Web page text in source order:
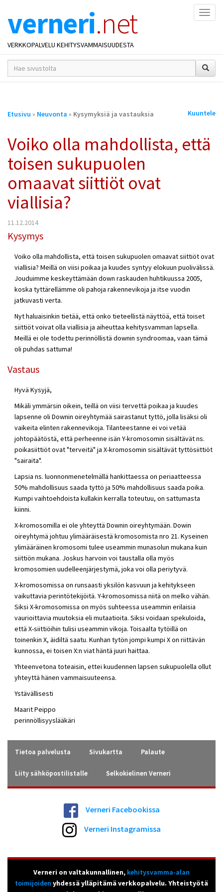
verneri.net
VERKKOPALVELU KEHITYSVAMMAISUUDESTA
hakusana(t)
*
Olet
Etusivu » Neuvonta » Kysymyksiä ja vastauksia Kuuntele
Voiko olla mahdollista, että
toisen sukupuolen
omaavat siittiöt ovat
viallisia?
11.12.2014
Kysymys
Voiko olla mahdollista, että toisen sukupuolen omaavat siittiöt ovat
viallisia? Meillä on viisi poikaa ja kuudes syntyy elokuun puolivälissä.
Jouduimme keskeyttämään down raskauden huhtikuussa 2005,
koska tyttärellämme oli pahoja rakennevikoja ja itse vuodin
jatkuvasti verta.
Nyt haluaisinkin tietää, että onko tieteellistä näyttöä, että toiset
siittiöt voivat olla viallisia ja aiheuttaa kehitysvamman lapsella.
Meillä ei ole todettu perinnöllistä downin syndroomaa, vaan tämä
oli puhdas sattuma!
Vastaus
Hyvä Kysyjä,
Mikäli ymmärsin oikein, teillä on viisi tervettä poikaa ja kuudes
lapsenne oli Downin oireyhtymää sairastanut tyttö, jolla lisäksi oli
vaikeita elinten rakennevikoja. Tilanteestanne ei voi vetää
johtopäätöstä, että perheenne isän Y-kromosomin sisältävät ns.
poikasiittiöt ovat "terveitä" ja X-kromosomin sisältävät tyttösiittiöt
"sairaita".
Lapsia ns. luonnonmenetelmällä hankittaessa on periaatteessa
50% mahdollisuus saada tyttö ja 50% mahdollisuus saada poika.
Kumpi vaihtoehdoista kullakin kerralla toteutuu, on sattumasta
kiinni.
X-kromosomilla ei ole yhteyttä Downin oireyhtymään. Dowin
oireyhtymä johtuu ylimääräisestä kromosomista nro 21. Kyseinen
ylimääräinen kromosomi tulee useammin munasolun mukana kuin
siittiön mukana. Joskus harvoin voi taustalla olla myös
kromosomien uudelleenjärjestymä, joka voi olla periytyvä.
X-kromosomissa on runsaasti yksilön kasvuun ja kehitykseen
vaikuttavia perintötekijöitä. Y-kromosomissa niitä on melko vähän.
Siksi X-kromosomissa on myös suhteessa useammin erilaisia
vaurioittavia muutoksia eli mutaatioita. Siksi voidaan spekuloida,
että X-siittiöihin tulisi useammin vikoja. Toisaalta tytöillä on
toinenkin X, äidiltä saatu. Kunhan tytön jompi kumpi X on riittävän
kunnossa, ei toisen X:n viat häntä juuri haittaa.
Yhteenvetona toteaisin, ettei kuudennen lapsen sukupuolella ollut
yhteyttä hänen vammaisuuteensa.
Ystävällisesti
Maarit Peippo
perinnöllisyyslääkäri
Tietoa palvelusta Sivukartta Palaute
Liity sähköpostilistalle Selkokielinen Verneri
Verneri Facebookissa
Verneri Instagramissa
Verneri on valtakunnallinen, kehitysvamma-alan
toimijoiden yhdessä ylläpitämä verkkopalvelu. Yhteistyötä